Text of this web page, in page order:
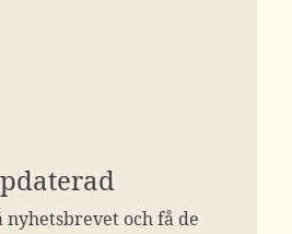
och få de